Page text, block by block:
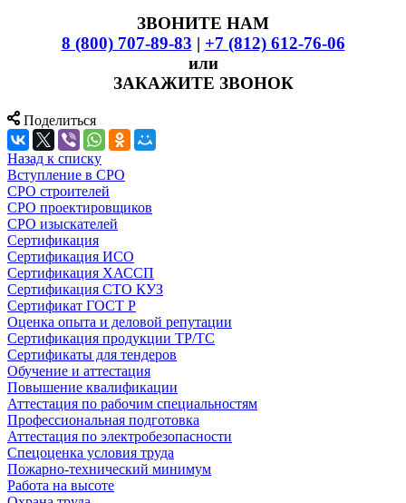
ЗВОНИТЕ НАМ
8 (800) 707-89-83 | +7 (812) 612-76-06
или
ЗАКАЖИТЕ ЗВОНОК
Поделиться
Назад к списку
Вступление в СРО
СРО строителей
СРО проектировщиков
СРО изыскателей
Сертификация
Сертификация ИСО
Сертификация ХАССП
Сертификация СТО КУЗ
Сертификат ГОСТ Р
Оценка опыта и деловой репутации
Сертификация продукции ТР/ТС
Сертификаты для тендеров
Обучение и аттестация
Повышение квалификации
Аттестация по рабочим специальностям
Профессиональная подготовка
Аттестация по электробезопасности
Спецоценка условия труда
Пожарно-технический минимум
Работа на высоте